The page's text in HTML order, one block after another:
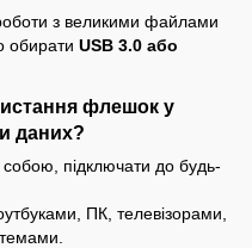
з великими файлами
обирати USB 3.0 або
флешок у
даних?
собою, підключати до будь-
ПК, телевізорами,